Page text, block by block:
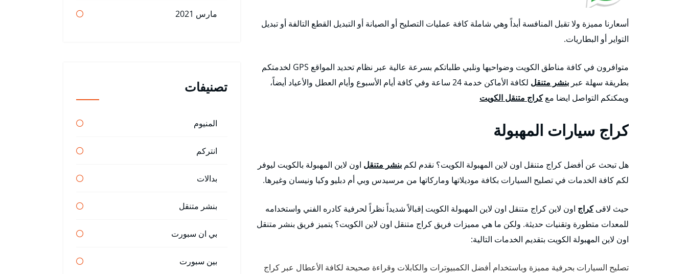
أسعارنا مميزة ولا تقبل المنافسة أبداً وهي شاملة كافة عمليات التصليح أو الصيانة أو التبديل القطع التالفة أو تبديل
التواير أو البطاريات.
متوافرون في كافة مناطق الكويت وضواحيها ونلبي طلباتكم بسرعة عالية عبر نظام تحديد المواقع GPS لخدمتكم
بطريقة سهلة عبر بنشر متنقل
لكافة الأماكن خدمة 24 ساعة وفي كافة أيام الأسبوع وأيام العطل والأعياد أيضاً،
ويمكنكم التواصل ايضا معكراج متنقل الكويت
كراج سيارات المهبولة
هل تبحث عن أفضل كراج متنقل اون لاين المهبولة الكويت؟ نقدم لكم بنشر متنقل اون لاين المهبولة بالكويت ليوفر
لكم كافة الخدمات في تصليح السيارات بكافة موديلاتها وماركاتها من مرسيدس وبي أم دبليو وكيا ونيسان وغيرها.
حيث لاقىكراج اون لاين كراج متنقل اون لاين المهبولة الكويت إقبالاً شديداً نظراً لحرفية كادره الفني واستخدامه
للمعدات متطورة وتقنيات حديثة. ولكن ما هي مميزات فريق كراج متنقل اون لاين الكويت؟ يتميز فريق بنشر متنقل
اون لاين المهبولة الكويت بتقديم الخدمات التالية:
تصليح السيارات بحرفية مميزة وباستخدام أفضل الكمبيوترات والكابلات وقراءة صحيحة لكافة الأعطال عبر كراج
مارس 2021
تصنيفات
المنيوم
انتركم
بدالات
بنشر متنقل
بي ان سبورت
بين سبورت